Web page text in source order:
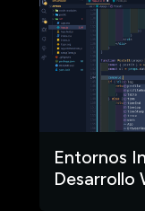
Entornos
Desarrollo